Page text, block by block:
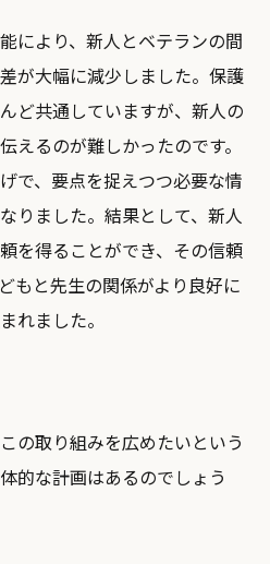
により、新人とベテランの間
が大幅に減少しました。保護
ど共通していますが、新人の
えるのが難しかったのです。
で、要点を捉えつつ必要な情
りました。結果として、新人
を得ることができ、その信頼
もと先生の関係がより良好に
れました。
の取り組みを広めたいという
的な計画はあるのでしょう